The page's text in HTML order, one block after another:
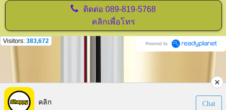
ติดต่อ089-819-5768
คลิกเพื่อโทร
Visitors: 383,672
คลิก Chat